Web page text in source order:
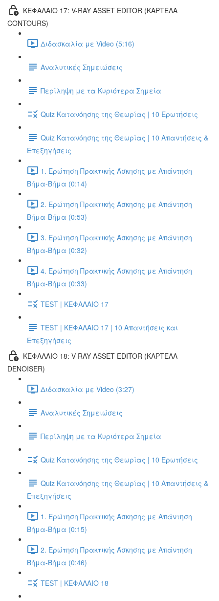
ΚΕΦΑΛΑΙΟ 17: V-RAY ASSET EDITOR (ΚΑΡΤΈΛΑ
CONTOURS)
Διδασκαλία με Video (5:16)
Αναλυτικές Σημειώσεις
Περίληψη με τα Κυριότερα Σημεία
Quiz Κατανόησης της Θεωρίας | 10 Ερωτήσεις
Quiz Κατανόησης της Θεωρίας | 10 Απαντήσεις &
Επεξηγήσεις
1. Ερώτηση Πρακτικής Άσκησης με Απάντηση
Βήμα-Βήμα (0:14)
2. Ερώτηση Πρακτικής Άσκησης με Απάντηση
Βήμα-Βήμα (0:53)
3. Ερώτηση Πρακτικής Άσκησης με Απάντηση
Βήμα-Βήμα (0:32)
4. Ερώτηση Πρακτικής Άσκησης με Απάντηση
Βήμα-Βήμα (0:33)
TEST | ΚΕΦΑΛΑΙΟ 17
TEST | ΚΕΦΑΛΑΙΟ 17 | 10 Απαντήσεις και
Επεξηγήσεις
ΚΕΦΑΛΑΙΟ 18: V-RAY ASSET EDITOR (ΚΑΡΤΈΛΑ
DENOISER)
Διδασκαλία με Video (3:27)
Αναλυτικές Σημειώσεις
Περίληψη με τα Κυριότερα Σημεία
Quiz Κατανόησης της Θεωρίας | 10 Ερωτήσεις
Quiz Κατανόησης της Θεωρίας | 10 Απαντήσεις &
Επεξηγήσεις
1. Ερώτηση Πρακτικής Άσκησης με Απάντηση
Βήμα-Βήμα (0:15)
2. Ερώτηση Πρακτικής Άσκησης με Απάντηση
Βήμα-Βήμα (0:46)
TEST | ΚΕΦΑΛΑΙΟ 18